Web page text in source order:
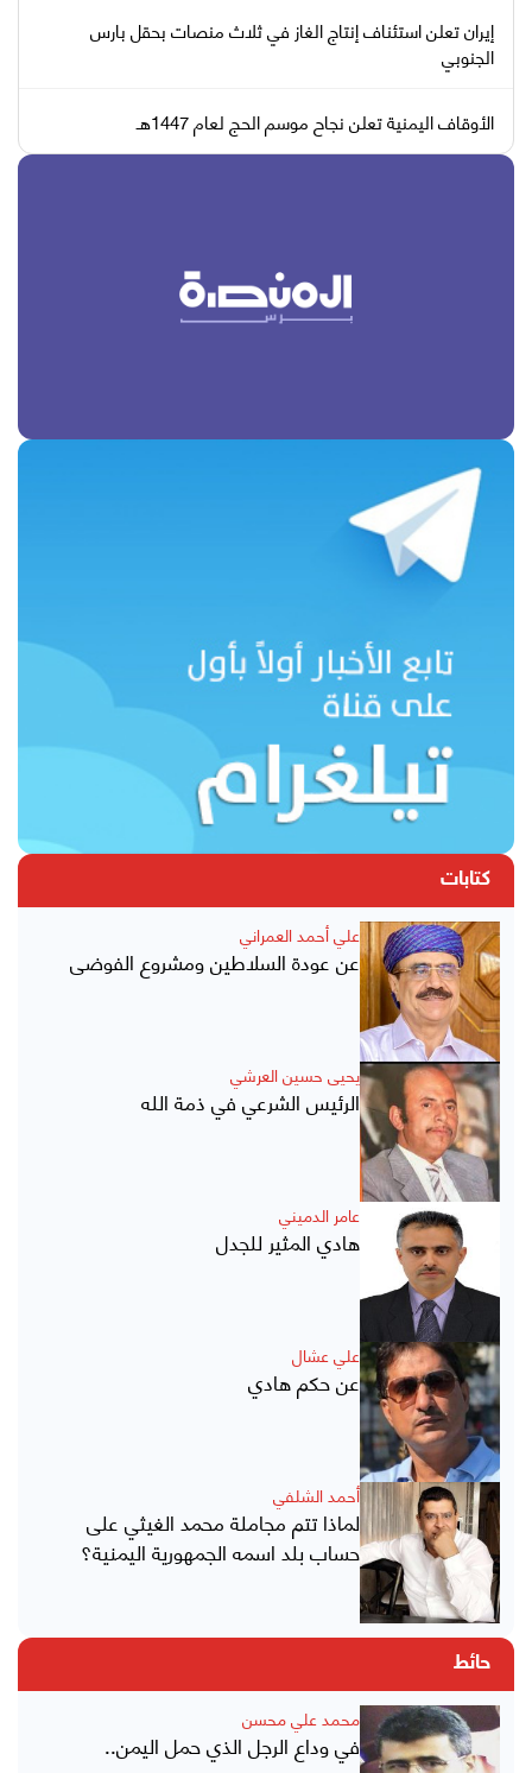
إيران تعلن استئناف إنتاج الغاز في ثلاث منصات بحقل بارس
الجنوبي
الأوقاف اليمنية تعلن نجاح موسم الحج لعام 1447هـ
كتابات
علي أحمد العمراني
عن عودة السلاطين ومشروع الفوضى
يحيى حسين العرشي
الرئيس الشرعي في ذمة الله
عامر الدميني
هادي المثير للجدل
علي عشال
عن حكم هادي
أحمد الشلفي
لماذا تتم مجاملة محمد الغيثي على
حساب بلد اسمه الجمهورية اليمنية؟
حائط
محمد علي محسن
في وداع الرجل الذي حمل اليمن..